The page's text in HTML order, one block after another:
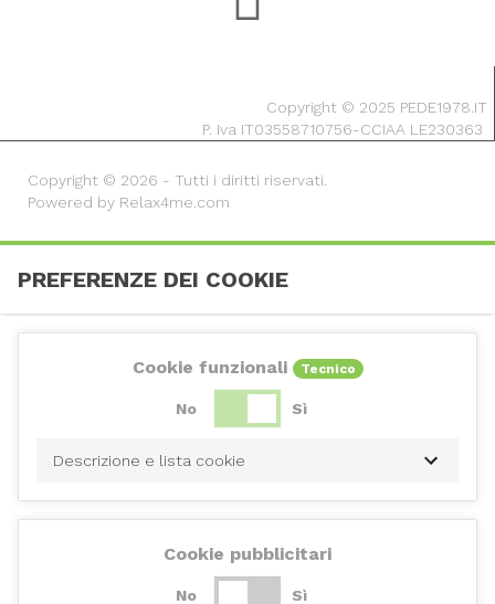
Copyright © 2025 PEDE1978.IT
P. Iva IT03558710756-CCIAA LE230363
Copyright © 2026 - Tutti i diritti riservati.
Powered by Relax4me.com
PREFERENZE DEI COOKIE
Cookie funzionali Tecnico
No Sì
Descrizione e lista cookie
Cookie pubblicitari
No Sì